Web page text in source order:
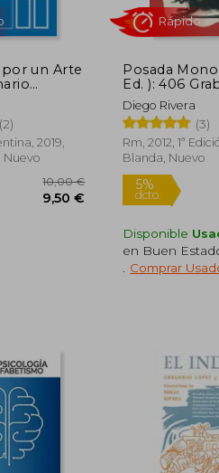
un Arte
(2)
2019,
Nuevo
Posada
Ed. ): 406
Jose
Posada
Diego Rivera
(3)
Rm, 2012, 1ª
Blanda, Nuevo
Disponible
en Buen
Comprar